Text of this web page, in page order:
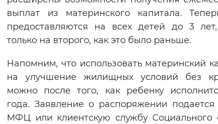
выплат из материнского капитала.
предоставляются на всех детей до 3
только на второго, как это было раньше.
Напомним, что использовать материнский
на улучшение жилищных условий без
можно после того, как ребенку
года. Заявление о распоряжении подается
МФЦ или клиентскую службу Социального